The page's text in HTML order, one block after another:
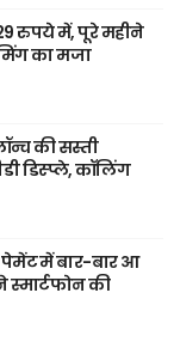
रुपये में, पूरे महीने
का मजा
की सस्ती
डिस्प्ले, कॉलिंग
में बार-बार आ
स्मार्टफोन की